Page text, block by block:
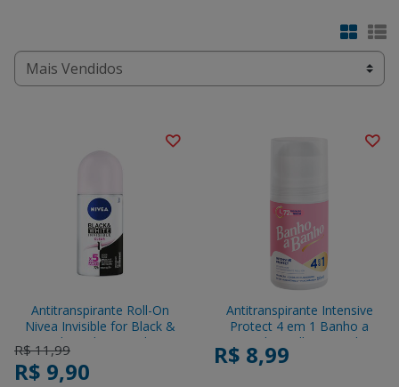
Antitranspirante Roll-On
Nivea Invisible for Black &
White Clear 50ml
Price reduced from
R$ 11,99to
R$ 9,90
Antitranspirante Intensive
Protect 4 em 1 Banho a
Banho Roll-On 50ml
R$ 8,99